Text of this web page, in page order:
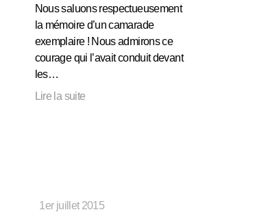
Nous saluons respectueusement
la mémoire d’un camarade
exemplaire ! Nous admirons ce
courage qui l’avait conduit devant
les…
Lire la suite
1er juillet 2015